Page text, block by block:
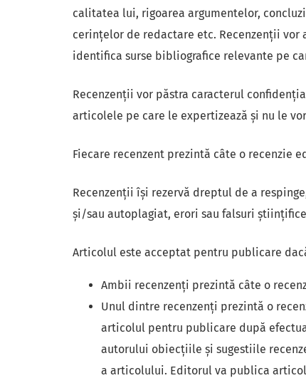
calitatea lui, rigoarea argumentelor,
cerințelor de redactare etc. Recenzenţii
identifica surse bibliografice relevante pe
Recenzenții vor păstra caracterul
articolele pe care le expertizează şi nu le
Fiecare recenzent prezintă câte o recenzie
Recenzenții îşi rezervă dreptul de a
și/sau autoplagiat, erori sau falsuri
Articolul este acceptat pentru publicare
Ambii recenzenți prezintă câte o
Unul dintre recenzenți prezintă o
articolul pentru publicare după
autorului obiecțiile și sugestiile
a articolului. Editorul va publica